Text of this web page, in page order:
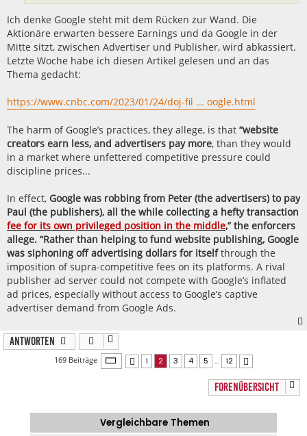
Ich denke Google steht mit dem Rücken zur Wand. Die
Aktionäre erwarten bessere Earnings und da Google in der
Mitte sitzt, zwischen Advertiser und Publisher, wird abkassiert.
Letzte Woche habe ich diesen Artikel gelesen und an das
Thema gedacht:
https://www.cnbc.com/2023/01/24/doj-fil ... oogle.html
The harm of Google’s practices, they allege, is that “website
creators earn less, and advertisers pay more, than they would
in a market where unfettered competitive pressure could
discipline prices...
In effect, Google was robbing from Peter (the advertisers) to pay
Paul (the publishers), all the while collecting a hefty transaction
fee for its own privileged position in the middle,” the enforcers
allege. “Rather than helping to fund website publishing, Google
was siphoning off advertising dollars for itselfthrough the
imposition of supra-competitive fees on its platforms. A rival
publisher ad server could not compete with Google’s inflated
ad prices, especially without access to Google’s captive
advertiser demand from Google Ads.
Antworten
169 Beiträge Seite von
Vorherige
1 2 3 4 5 … 12
FORENÜBERSICHT
Vergleichbare Themen